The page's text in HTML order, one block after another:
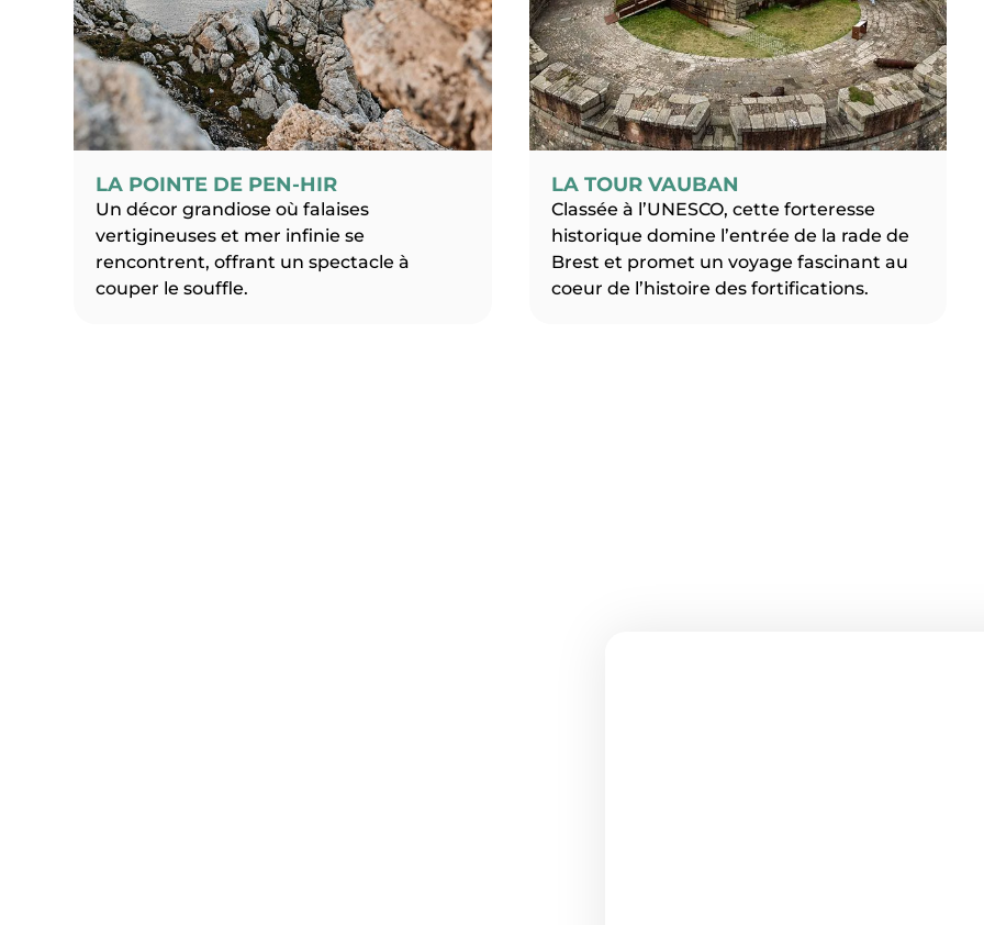
LA POINTE DE PEN-HIR
Un décor grandiose où falaises
vertigineuses et mer infinie se
rencontrent, offrant un spectacle à
couper le souffle.
LA TOUR VAUBAN
Classée à l’UNESCO, cette forteresse
historique domine l’entrée de la rade de
Brest et promet un voyage fascinant au
coeur de l’histoire des fortifications.